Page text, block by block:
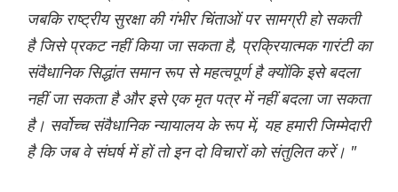
जबकि राष्ट्रीय सुरक्षा की गंभीर चिंताओं पर सामग्री हो सकती
है जिसे प्रकट नहीं किया जा सकता है, प्रक्रियात्मक गारंटी का
संवैधानिक सिद्धांत समान रूप से महत्वपूर्ण है क्योंकि इसे बदला
नहीं जा सकता है और इसे एक मृत पत्र में नहीं बदला जा सकता
है। सर्वोच्च संवैधानिक न्यायालय के रूप में, यह हमारी जिम्मेदारी
है कि जब वे संघर्ष में हों तो इन दो विचारों को संतुलित करें। "